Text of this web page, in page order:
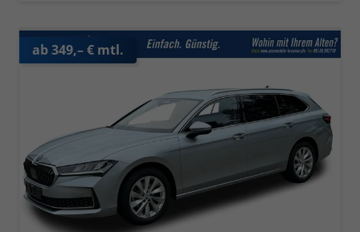
ab 349,– € mtl.